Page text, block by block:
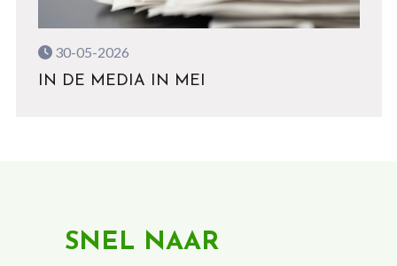
30-05-2026
IN DE MEDIA IN MEI
SNEL NAAR